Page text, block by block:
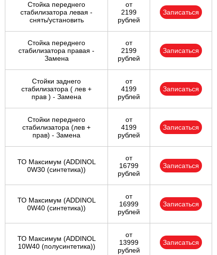
Стойка переднего
стабилизатора левая -
снять/установить
от
2199
рублей
Записаться
Стойка переднего
стабилизатора правая -
Замена
от
2199
рублей
Записаться
Стойки заднего
стабилизатора ( лев +
прав ) - Замена
от
4199
рублей
Записаться
Стойки переднего
стабилизатора (лев +
прав) - Замена
от
4199
рублей
Записаться
ТО Максимум (ADDINOL
0W30 (синтетика))
от
16799
рублей
Записаться
ТО Максимум (ADDINOL
0W40 (синтетика))
от
16999
рублей
Записаться
ТО Максимум (ADDINOL
10W40 (полусинтетика))
от
13999
рублей
Записаться